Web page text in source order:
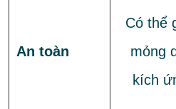
An toàn
Có thể
mỏng
kích